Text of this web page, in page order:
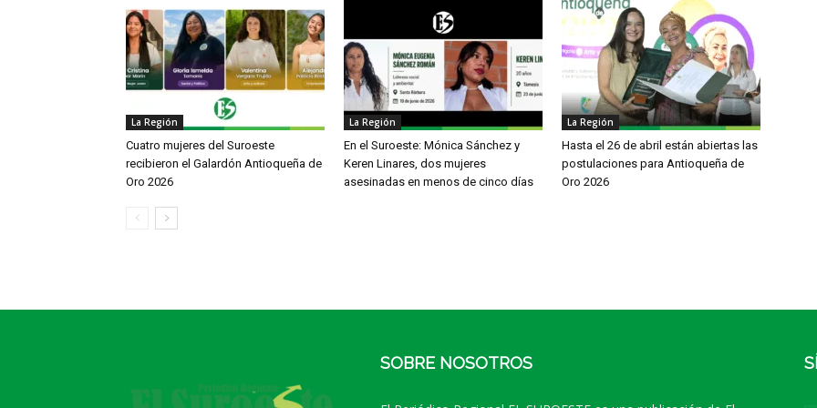
La Región
Cuatro mujeres del Suroeste
recibieron el Galardón Antioqueña de
Oro 2026
La Región
En el Suroeste: Mónica Sánchez y
Keren Linares, dos mujeres
asesinadas en menos de cinco días
La Región
Hasta el 26 de abril están abiertas las
postulaciones para Antioqueña de
Oro 2026
SOBRE NOSOTROS